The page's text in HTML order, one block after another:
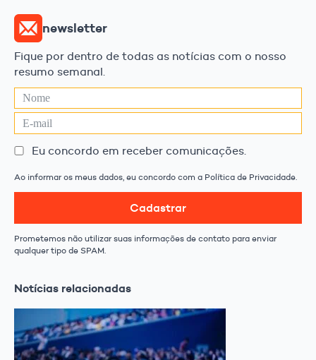
newsletter
Fique por dentro de todas as notícias com o nosso
resumo semanal.
Eu concordo em receber comunicações.
Ao informar os meus dados, eu concordo com a Política de Privacidade.
Cadastrar
Prometemos não utilizar suas informações de contato para enviar
qualquer tipo de SPAM.
Notícias relacionadas